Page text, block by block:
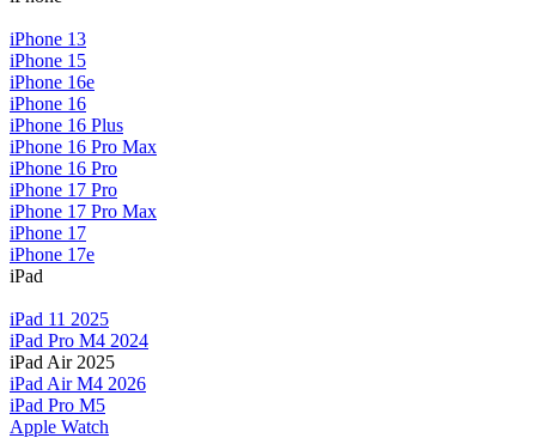
iPhone 13
iPhone 15
iPhone 16e
iPhone 16
iPhone 16 Plus
iPhone 16 Pro Max
iPhone 16 Pro
iPhone 17 Pro
iPhone 17 Pro Max
iPhone 17
iPhone 17e
iPad
iPad 11 2025
iPad Pro M4 2024
iPad Air 2025
iPad Air M4 2026
iPad Pro M5
Apple Watch